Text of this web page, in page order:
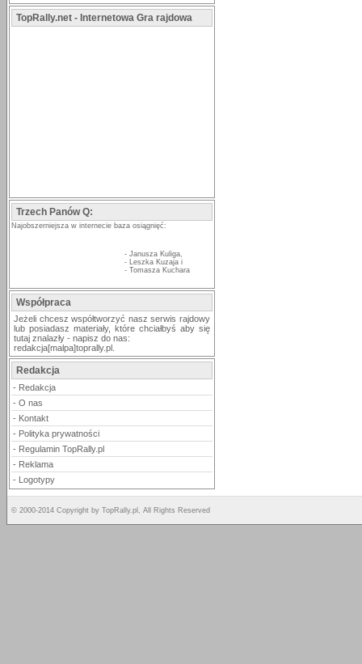
TopRally.net - Internetowa Gra rajdowa
Trzech Panów Q:
Najobszerniejsza w internecie baza osiągnięć:
- Janusza Kuliga,
- Leszka Kuzaja i
- Tomasza Kuchara
Współpraca
Jeżeli chcesz współtworzyć nasz serwis rajdowy
lub posiadasz materiały, które chciałbyś aby się
tutaj znalazły - napisz do nas:
redakcja[malpa]toprally.pl.
Redakcja
- Redakcja
- O nas
- Kontakt
- Polityka prywatności
- Regulamin TopRally.pl
- Reklama
- Logotypy
© 2000-2014 Copyright by TopRally.pl, All Rights Reserved